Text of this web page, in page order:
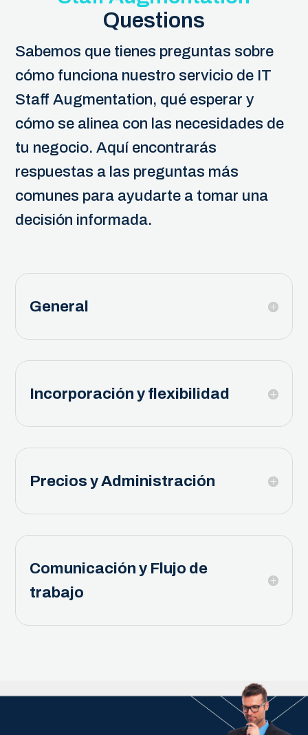
Questions
Sabemos que tienes preguntas sobre
cómo funciona nuestro servicio de IT
Staff Augmentation, qué esperar y
cómo se alinea con las necesidades de
tu negocio. Aquí encontrarás
respuestas a las preguntas más
comunes para ayudarte a tomar una
decisión informada.
General
Incorporación y flexibilidad
Precios y Administración
Comunicación y Flujo de
trabajo